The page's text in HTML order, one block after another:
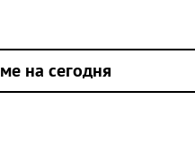
на сегодня